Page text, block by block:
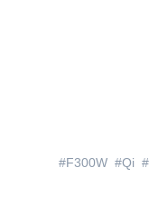
F300W Qi